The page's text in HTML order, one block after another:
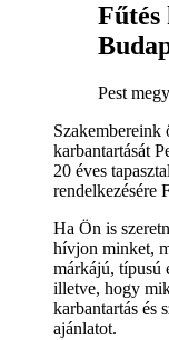
Pest
karbantartását
20 éves
rendelkezésére
Ha Ön is
hívjon minket,
márkájú, típusú
illetve, hogy
karbantartás és
ajánlatot.